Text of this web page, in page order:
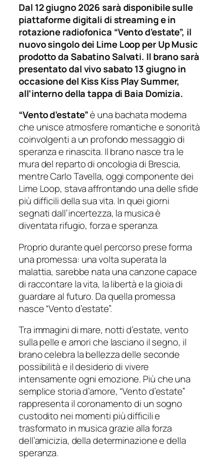
Dal 12 giugno 2026 sarà disponibile sulle
piattaforme digitali di streaming e in
rotazione radiofonica “Vento d’estate”, il
nuovo singolo dei Lime Loop per Up Music
prodotto da Sabatino Salvati. Il brano sarà
presentato dal vivo sabato 13 giugno in
occasione del Kiss Kiss Play Summer,
all’interno della tappa di Baia Domizia.
“Vento d’estate”è una bachata moderna
che unisce atmosfere romantiche e sonorità
coinvolgenti a un profondo messaggio di
speranza e rinascita. Il brano nasce tra le
mura del reparto di oncologia di Brescia,
mentre Carlo Tavella, oggi componente dei
Lime Loop, stava affrontando una delle sfide
più difficili della sua vita. In quei giorni
segnati dall’incertezza, la musica è
diventata rifugio, forza e speranza.
Proprio durante quel percorso prese forma
una promessa: una volta superata la
malattia, sarebbe nata una canzone capace
di raccontare la vita, la libertà e la gioia di
guardare al futuro. Da quella promessa
nasce “Vento d’estate”.
Tra immagini di mare, notti d’estate, vento
sulla pelle e amori che lasciano il segno, il
brano celebra la bellezza delle seconde
possibilità e il desiderio di vivere
intensamente ogni emozione. Più che una
semplice storia d’amore, “Vento d’estate”
rappresenta il coronamento di un sogno
custodito nei momenti più difficili e
trasformato in musica grazie alla forza
dell’amicizia, della determinazione e della
speranza.